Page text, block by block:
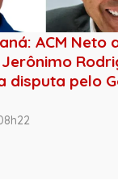
ACM Neto
disputa pelo